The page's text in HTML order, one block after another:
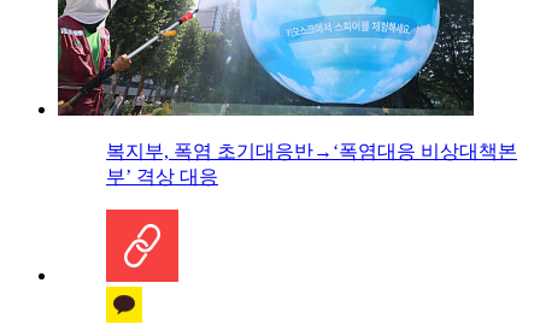
복지부, 폭염 초기대응반→‘폭염대응 비상대책본
부’ 격상 대응